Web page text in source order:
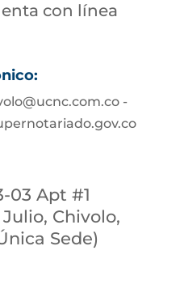
con línea
-
03 Apt #1
Chivolo,
Sede)